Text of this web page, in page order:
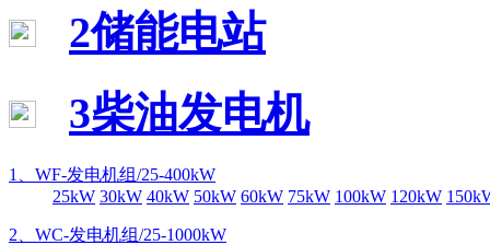
2储能电站
3柴油发电机
1、WF-发电机组/25-400kW
25kW 30kW 40kW 50kW 60kW 75kW 100kW 120kW
2、WC-发电机组/25-1000kW